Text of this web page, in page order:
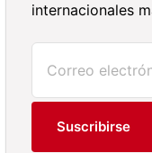
internacionales
Suscribirse